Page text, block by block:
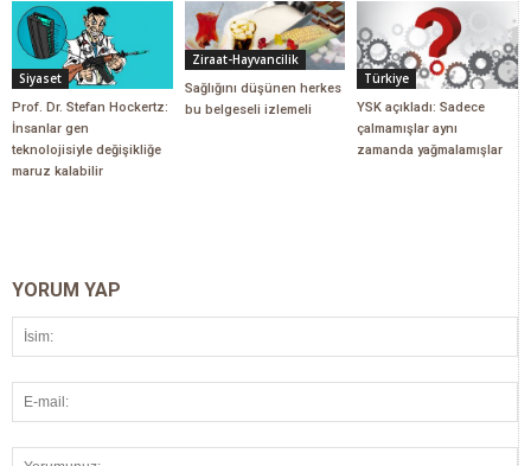
Siyaset
Prof. Dr. Stefan Hockertz:
İnsanlar gen
teknolojisiyle değişikliğe
maruz kalabilir
Ziraat-Hayvancilik
Sağlığını düşünen herkes
bu belgeseli izlemeli
Türkiye
YSK açıkladı: Sadece
çalmamışlar aynı
zamanda yağmalamışlar
YORUM YAP